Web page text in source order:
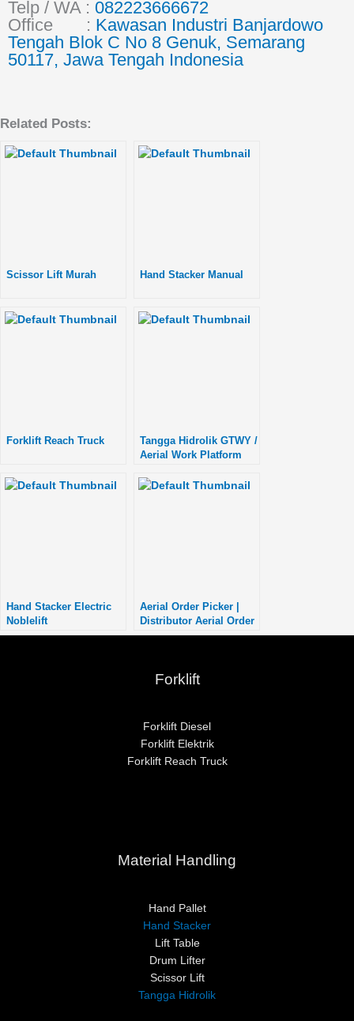
Telp / WA : 082223666672
Office : Kawasan Industri Banjardowo
Tengah Blok C No 8 Genuk, Semarang
50117, Jawa Tengah Indonesia
Related Posts:
Scissor Lift Murah Hand Stacker Manual
Forklift Reach Truck
Tangga Hidrolik GTWY /
Aerial Work Platform
Hand Stacker Electric
Noblelift
Aerial Order Picker |
Distributor Aerial Order
Picker Jawa Tengah
Forklift
Forklift Diesel
Forklift Elektrik
Forklift Reach Truck
Material Handling
Hand Pallet
Hand Stacker
Lift Table
Drum Lifter
Scissor Lift
Tangga Hidrolik